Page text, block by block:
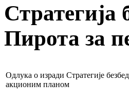
Стратегија
Пирота за
Одлука о изради Стратегије
акционим планом